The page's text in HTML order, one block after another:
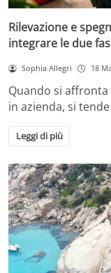
Rilevazione e
integrare le due
Sophia Allegri 18
Quando si
in azienda, si
Leggi di più